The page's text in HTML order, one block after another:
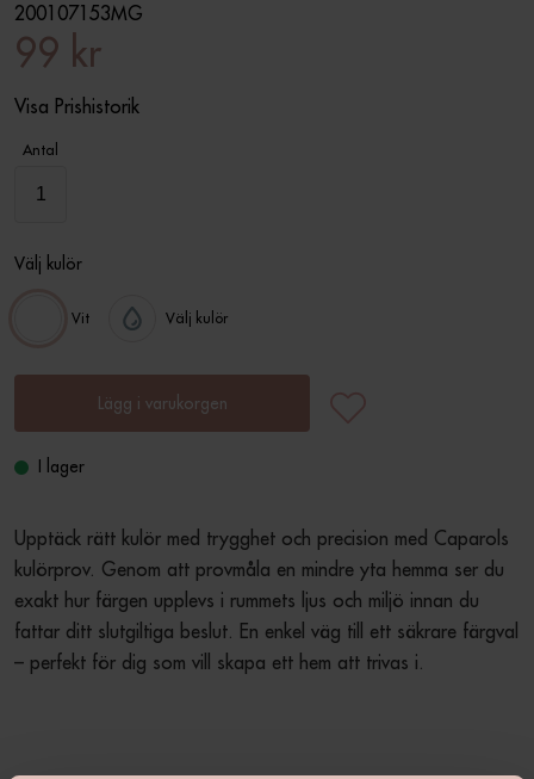
200107153MG
99 kr
Visa Prishistorik
Antal
Välj kulör
Vit Välj kulör
Lägg i varukorgen
I lager
Upptäck rätt kulör med trygghet och precision med Caparols
kulörprov. Genom att provmåla en mindre yta hemma ser du
exakt hur färgen upplevs i rummets ljus och miljö innan du
fattar ditt slutgiltiga beslut. En enkel väg till ett säkrare färgval
– perfekt för dig som vill skapa ett hem att trivas i.